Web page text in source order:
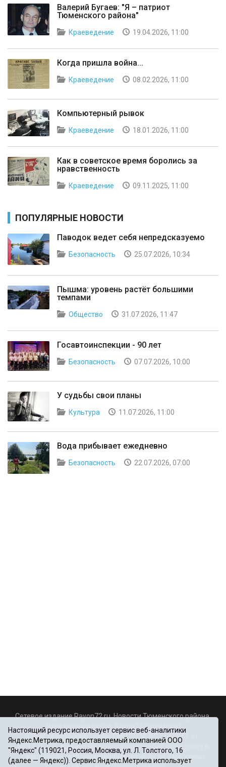
Валерий Бугаев: "Я – патриот
Тюменского района"
Краеведение 19.04.2026, 11:00
Когда пришла война...
Краеведение 08.02.2026, 11:00
Компьютерный рывок
Краеведение 18.01.2026, 11:00
Как в советское время боролись за
нравственность
Краеведение 09.11.2025, 11:00
ПОПУЛЯРНЫЕ НОВОСТИ
Паводок ведет себя непредсказуемо
Безопасность 25.07.2026, 10:34
Пышма: уровень растёт большими
темпами
Общество 31.07.2026, 11:47
Госавтоинспекции - 90 лет
Безопасность 07.07.2026, 10:00
У судьбы свои планы
Культура 11.07.2026, 11:00
Вода прибывает ежедневно
Безопасность 22.07.2026, 07:00
Сетевое издание Rayon72.ru. Новости Тюменского района.
Rayon72@yandex.ru
Регистрационный номер СМИ Эл № ФС77-67956 от
06.12.2016г., выдано Федеральной службой по надзору в
сфере связи, информационных технологий и массовых
Настоящий ресурс использует сервис веб-аналитики
Яндекс.Метрика, предоставляемый компанией ООО
"Яндекс" (119021, Россия, Москва, ул. Л. Толстого, 16
(далее — Яндекс)). Сервис Яндекс.Метрика использует